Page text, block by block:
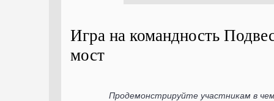
Игра на командность
мост
Продемонстрируйте участникам в